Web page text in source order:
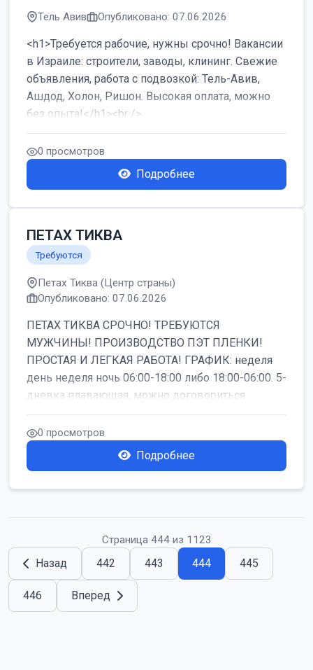
Тель Авив Опубликовано: 07.06.2026
<h1>Требуется рабочие, нужны срочно! Вакансии
в Израиле: строители, заводы, клининг. Свежие
объявления, работа с подвозкой: Тель-Авив,
Ашдод, Холон, Ришон. Высокая оплата, можно
без опыта!</h1><br />
...
0 просмотров
Подробнее
ПЕТАХ ТИКВА
Требуются
Петах Тиква (Центр страны)
Опубликовано: 07.06.2026
ПЕТАХ ТИКВА СРОЧНО! ТРЕБУЮТСЯ
МУЖЧИНЫ! ПРОИЗВОДСТВО ПЭТ ПЛЕНКИ!
ПРОСТАЯ И ЛЕГКАЯ РАБОТА! ГРАФИК: неделя
день неделя ночь 06:00-18:00 либо 18:00-06:00. 5-
дневка плавающая, можно договориться
работать б...
0 просмотров
Подробнее
Страница 444 из 1123
Назад 442 443 444 445
446 Вперед